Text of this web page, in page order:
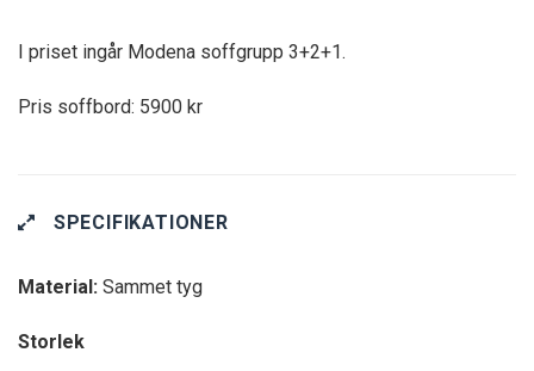
I priset ingår Modena soffgrupp 3+2+1.
Pris soffbord: 5900 kr
SPECIFIKATIONER
Material: Sammet tyg
Storlek